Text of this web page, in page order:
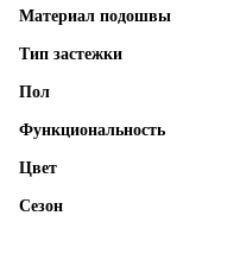
Материал подошвы
Тип застежки
Пол
Функциональность
Цвет
Сезон